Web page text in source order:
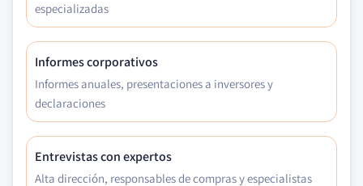
especializadas
Informes corporativos
Informes anuales, presentaciones a inversores y
declaraciones
Entrevistas con expertos
Alta dirección, responsables de compras y especialistas